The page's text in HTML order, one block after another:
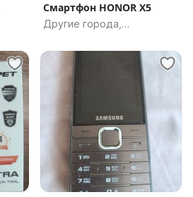
Смартфон HONOR X5
Другие города,